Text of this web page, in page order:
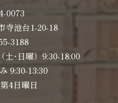
0073
寺池台1-20-18
3188
土･日曜）9:30-18:00
9:30-13:30
4日曜日